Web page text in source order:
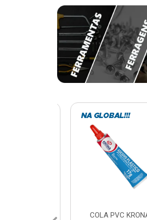
CURVA ELETRODUTO